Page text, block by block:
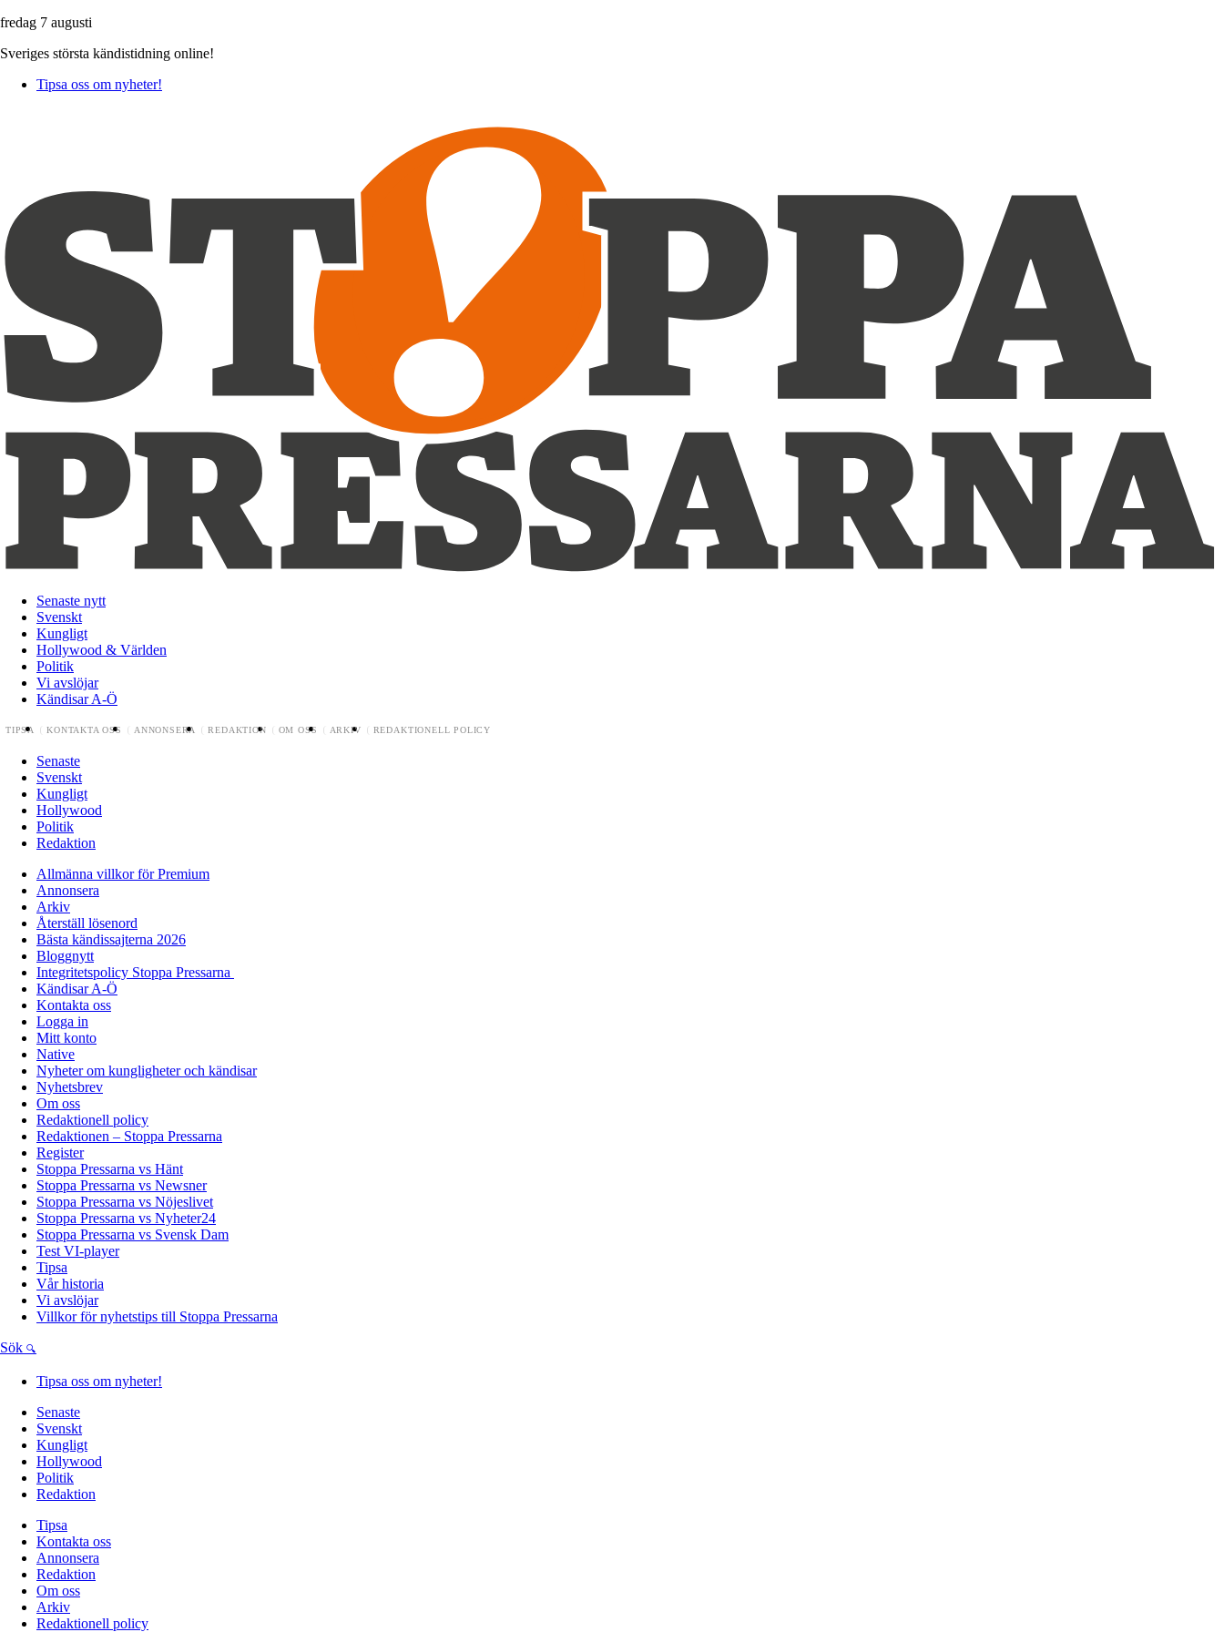
fredag 7 augusti
Sveriges största kändistidning online!
Tipsa oss om nyheter!
Senaste nytt
Svenskt
Kungligt
Hollywood & Världen
Politik
Vi avslöjar
Kändisar A-Ö
TIPSA KONTAKTA OSS ANNONSERA REDAKTION OM OSS ARKIV REDAKTIONELL POLICY
Senaste
Svenskt
Kungligt
Hollywood
Politik
Redaktion
Allmänna villkor för Premium
Annonsera
Arkiv
Återställ lösenord
Bästa kändissajterna 2026
Bloggnytt
Integritetspolicy Stoppa Pressarna
Kändisar A-Ö
Kontakta oss
Logga in
Mitt konto
Native
Nyheter om kungligheter och kändisar
Nyhetsbrev
Om oss
Redaktionell policy
Redaktionen – Stoppa Pressarna
Register
Stoppa Pressarna vs Hänt
Stoppa Pressarna vs Newsner
Stoppa Pressarna vs Nöjeslivet
Stoppa Pressarna vs Nyheter24
Stoppa Pressarna vs Svensk Dam
Test VI-player
Tipsa
Vår historia
Vi avslöjar
Villkor för nyhetstips till Stoppa Pressarna
Sök
Tipsa oss om nyheter!
Senaste
Svenskt
Kungligt
Hollywood
Politik
Redaktion
Tipsa
Kontakta oss
Annonsera
Redaktion
Om oss
Arkiv
Redaktionell policy